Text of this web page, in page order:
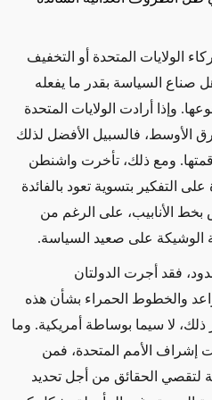
الولايات المتحدة أو التخفيف
صناع السياسة بقدر ما يفعله
. وإذا
أرادت الولايات المتحدة
فالسبيل الأفضل لذلك
ومع ذلك، تأخرت واشنطن
التفكير بتسوية تعود بالفائدة
بخط الأنابيب، على الرغم من
الوشيكة على صعيد السياسة.
فقد أجرت الدولتان
والخطوط الحمراء بشأن هذه
ذلك، لا سيما بوساطة أمريكية. وما
إشراف الأمم المتحدة، فمن
لتقصي الحقائق من أجل تحديد